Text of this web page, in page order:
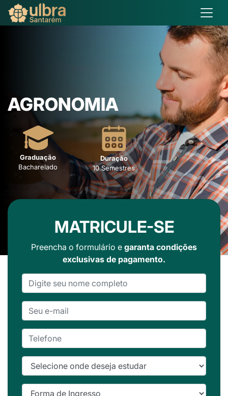
AGRONOMIA
Graduação
Bacharelado
Duração
10 Semestres
MATRICULE-SE
Preencha o formulário e garanta condições
exclusivas de pagamento.